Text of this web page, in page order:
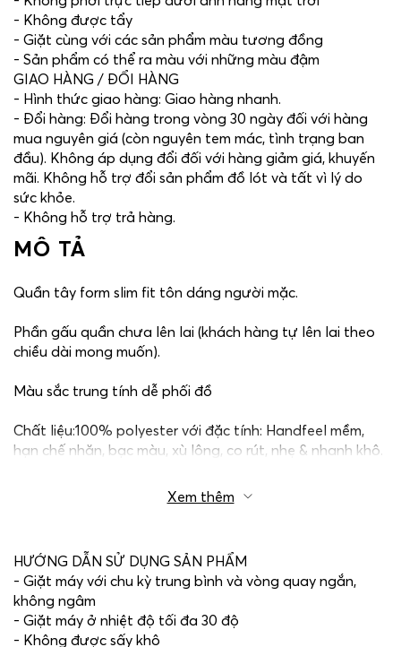
- Không được tẩy
- Giặt cùng với các sản phẩm màu tương đồng
- Sản phẩm có thể ra màu với những màu đậm
GIAO HÀNG / ĐỔI HÀNG
- Hình thức giao hàng: Giao hàng nhanh.
- Đổi hàng: Đổi hàng trong vòng 30 ngày đối với hàng
mua nguyên giá (còn nguyên tem mác, tình trạng ban
đầu). Không áp dụng đổi đối với hàng giảm giá, khuyến
mãi. Không hỗ trợ đổi sản phẩm đồ lót và tất vì lý do
sức khỏe.
- Không hỗ trợ trả hàng.
MÔ TẢ
Quần tây form slim fit tôn dáng người mặc.
Phần gấu quần chưa lên lai (khách hàng tự lên lai theo
chiều dài mong muốn).
Màu sắc trung tính dễ phối đồ
Chất liệu:100% polyester với đặc tính: Handfeel mềm,
hạn chế nhăn, bạc màu, xù lông, co rút, nhẹ & nhanh khô.
Xem thêm
HƯỚNG DẪN SỬ DỤNG SẢN PHẨM
- Giặt máy với chu kỳ trung bình và vòng quay ngắn,
không ngâm
- Giặt máy ở nhiệt độ tối đa 30 độ
- Không được sấy khô